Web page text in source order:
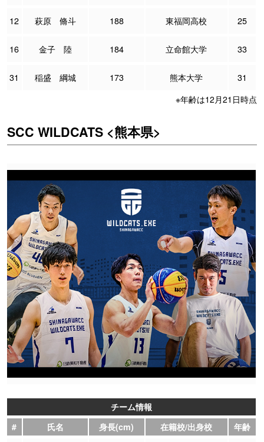
12 萩原 脩斗 188 東福岡高校 25
16 金子 陸 184 立命館大学 33
31 稲盛 綱城 173 熊本大学
31
※年齢は12月21日時点
SCC WILDCATS <熊本県>
チーム情報
#
氏名 身長(cm) 在籍校/出身校 年齢